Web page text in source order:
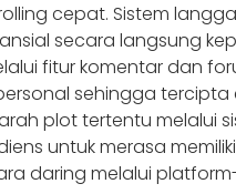
cepat. Sistem
secara langsung
fitur komentar dan
sehingga
plot tertentu melalui
untuk merasa
daring melalui